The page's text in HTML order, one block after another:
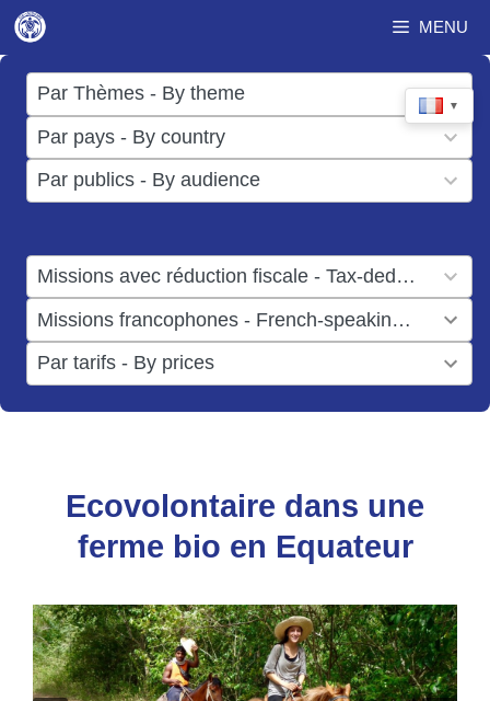
Aller
au
contenu
MENU
▼
Par Thèmes - By theme
17
results
available
Par pays - By country
50
results
available
Par publics - By audience
results
Missions avec réduction fiscale - Tax-deductible missions
result
available
Missions francophones - French-speaking missions
result
available
Par tarifs - By prices
results
available
Ecovolontaire dans une
ferme bio en Equateur